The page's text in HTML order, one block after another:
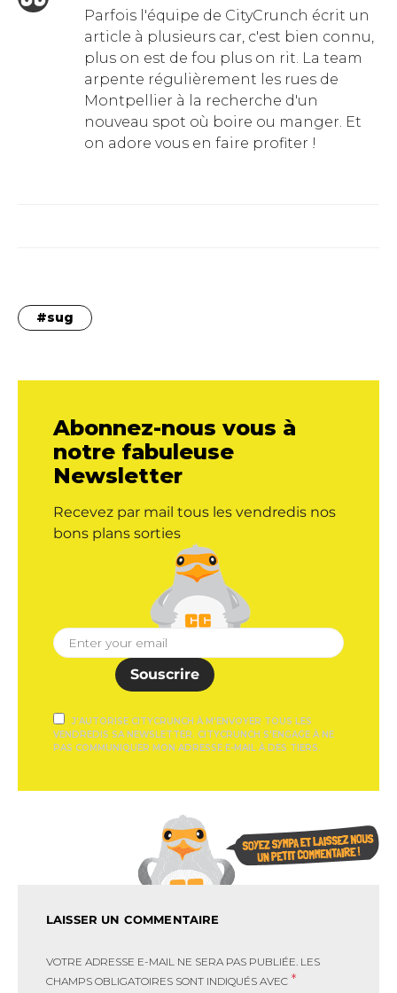
Parfois l'équipe de CityCrunch écrit un
article à plusieurs car, c'est bien connu,
plus on est de fou plus on rit. La team
arpente régulièrement les rues de
Montpellier à la recherche d'un
nouveau spot où boire ou manger. Et
on adore vous en faire profiter !
sug
Abonnez-nous vous à
notre fabuleuse
Newsletter
Recevez par mail tous les vendredis nos
bons plans sorties
Souscrire
J'AUTORISE CITYCRUNCH À M'ENVOYER TOUS LES
VENDREDIS SA NEWSLETTER. CITYCRUNCH S'ENGAGE À NE
PAS COMMUNIQUER MON ADRESSE E-MAIL À DES TIERS.
LAISSER UN COMMENTAIRE
VOTRE ADRESSE E-MAIL NE SERA PAS PUBLIÉE. LES
CHAMPS OBLIGATOIRES SONT INDIQUÉS AVEC *